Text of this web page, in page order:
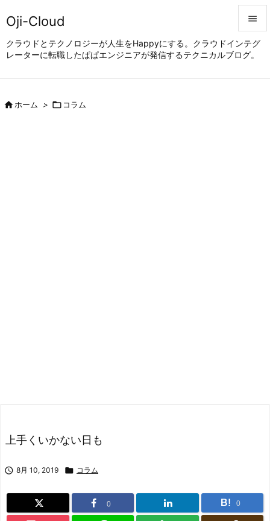
Oji-Cloud
クラウドとテクノロジーが人生をHappyにする。クラウドインテグ
レーターに転職したぱぱエンジニアが発信するテクニカルブログ。


メニュ
ホーム >  コラム
上手くいかない日も
 8月 10, 2019  コラム
0 B! 0